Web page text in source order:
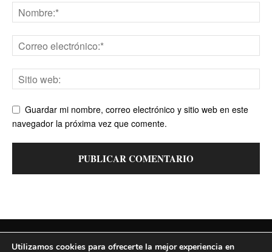
Guardar mi nombre, correo electrónico y sitio web en este
navegador la próxima vez que comente.
Utilizamos cookies para ofrecerte la mejor experiencia en